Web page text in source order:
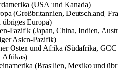
(USA und Kanada)
(Großbritannien, Deutschland,
übriges Europa)
Pazifik (Japan, China, Indien,
Asien-Pazifik)
Osten und Afrika (Südafrika, GCC
Afrikas)
(Brasilien, Mexiko und